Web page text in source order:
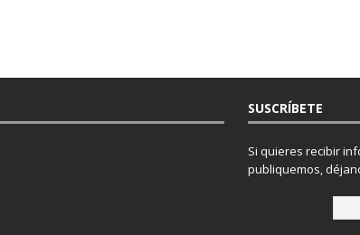
SUSCRÍBETE
Si quieres recibir
publiquemos,